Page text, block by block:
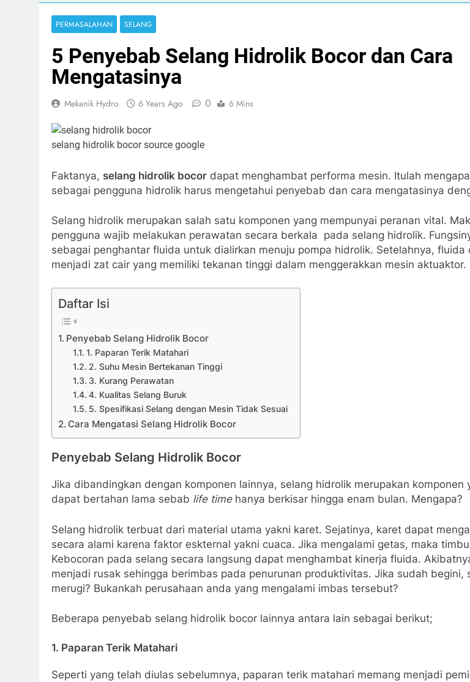
PERMASALAHAN SELANG
5 Penyebab Selang Hidrolik Bocor dan Cara
Mengatasinya
Mekanik Hydro 6 Years Ago 0 6 Mins
selang hidrolik bocor source google
Faktanya, selang hidrolik bocor dapat menghambat performa mesin. Itulah
sebagai pengguna hidrolik harus mengetahui penyebab dan cara mengatasinya
Selang hidrolik merupakan salah satu komponen yang mempunyai peranan vital.
pengguna wajib melakukan perawatan secara berkala pada selang hidrolik.
sebagai penghantar fluida untuk dialirkan menuju pompa hidrolik. Setelahnya, fluida
menjadi zat cair yang memiliki tekanan tinggi dalam menggerakkan mesin aktuaktor.
Daftar Isi
Penyebab Selang Hidrolik Bocor
1. Paparan Terik Matahari
2. Suhu Mesin Bertekanan Tinggi
3. Kurang Perawatan
4. Kualitas Selang Buruk
5. Spesifikasi Selang dengan Mesin Tidak Sesuai
Cara Mengatasi Selang Hidrolik Bocor
Penyebab Selang Hidrolik Bocor
Jika dibandingkan dengan komponen lainnya, selang hidrolik merupakan komponen
dapat bertahan lama sebab life timehanya berkisar hingga enam bulan. Mengapa?
Selang hidrolik terbuat dari material utama yakni karet. Sejatinya, karet dapat
secara alami karena faktor eskternal yakni cuaca. Jika mengalami getas, maka
Kebocoran pada selang secara langsung dapat menghambat kinerja fluida.
menjadi rusak sehingga berimbas pada penurunan produktivitas. Jika sudah begini,
merugi? Bukankah perusahaan anda yang mengalami imbas tersebut?
Beberapa penyebab selang hidrolik bocor lainnya antara lain sebagai berikut;
1. Paparan Terik Matahari
Seperti yang telah diulas sebelumnya, paparan terik matahari memang menjadi